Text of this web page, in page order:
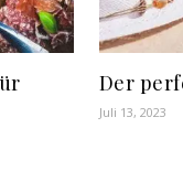
Der
Juli 13, 2023